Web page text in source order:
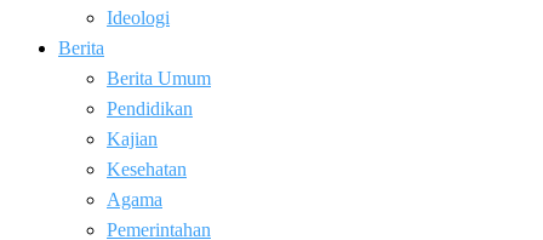
Ideologi
Berita
Berita Umum
Pendidikan
Kajian
Kesehatan
Agama
Pemerintahan